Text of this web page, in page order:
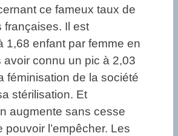
ce fameux taux de
françaises. Il est
1,68 enfant par femme en
avoir connu un pic à 2,03
féminisation de la société
stérilisation. Et
augmente sans cesse
pouvoir l’empêcher. Les